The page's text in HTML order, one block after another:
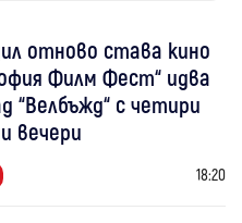
отново става кино
Филм Фест“ идва
“Велбъжд“ с четири
вечери
18:20